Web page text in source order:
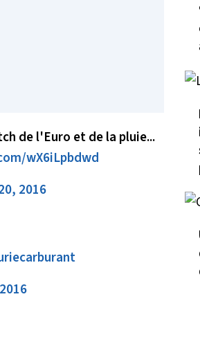
de l'Euro et de la pluie...
wX6iLpbdwd
2016